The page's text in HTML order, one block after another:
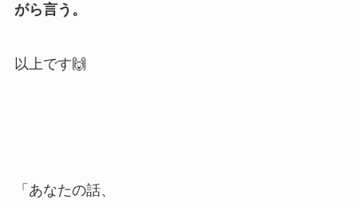
がら言う。
以上です🙌
「あなたの話、